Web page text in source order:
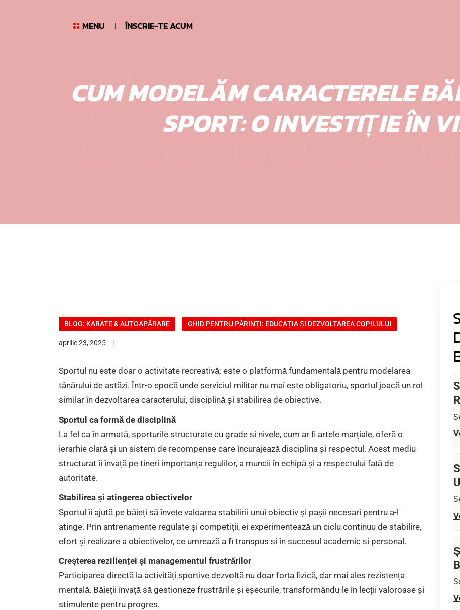
MENU ÎNSCRIE-TE ACUM
CUM MODELĂM CARACTERELE
SPORT: O INVESTIȚIE ÎN
BLOG: KARATE & AUTOAPĂRARE GHID PENTRU PĂRINȚI: EDUCAȚIA ȘI DEZVOLTAREA COPILULUI
aprilie 23, 2025
Sportul nu este doar o activitate recreativă; este o platformă fundamentală pentru modelarea
tânărului de astăzi. Într-o epocă unde serviciul militar nu mai este obligatoriu, sportul joacă un rol
similar în dezvoltarea caracterului, disciplină și stabilirea de obiective.
Sportul ca formă de disciplină
La fel ca în armată, sporturile structurate cu grade și nivele, cum ar fi artele marțiale, oferă o
ierarhie clară și un sistem de recompense care încurajează disciplina și respectul. Acest mediu
structurat îi învață pe tineri importanța regulilor, a muncii în echipă și a respectului față de
autoritate.
Stabilirea și atingerea obiectivelor
Sportul îi ajută pe băieți să învețe valoarea stabilirii unui obiectiv și pașii necesari pentru a-l
atinge. Prin antrenamente regulate și competiții, ei experimentează un ciclu continuu de stabilire,
efort și realizare a obiectivelor, ce umrează a fi transpus și în succesul academic și personal.
Creșterea rezilienței și managementul frustrărilor
Participarea directă la activități sportive dezvoltă nu doar forța fizică, dar mai ales rezistența
mentală. Băieții învață să gestioneze frustrările și eșecurile, transformându-le în lecții valoroase și
stimulente pentru progres.